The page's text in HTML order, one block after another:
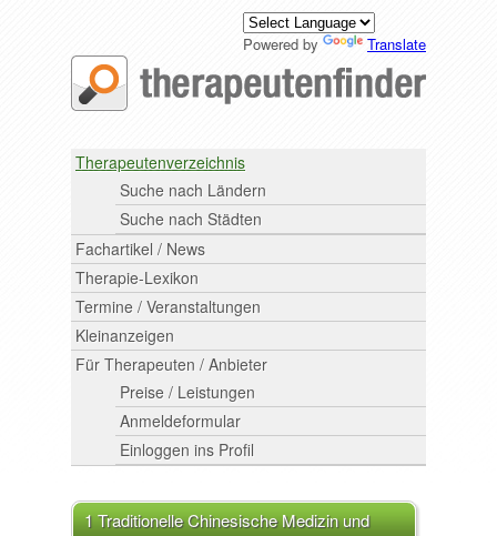
Powered by Translate
Therapeutenverzeichnis
Suche nach Ländern
Suche nach Städten
Fachartikel / News
Therapie-Lexikon
Termine / Veranstaltungen
Kleinanzeigen
Für Therapeuten / Anbieter
Preise / Leistungen
Anmeldeformular
Einloggen ins Profil
1 Traditionelle Chinesische Medizin und